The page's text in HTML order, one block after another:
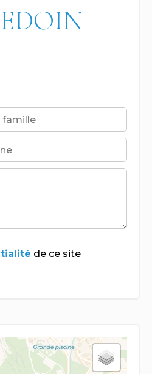
de ce site